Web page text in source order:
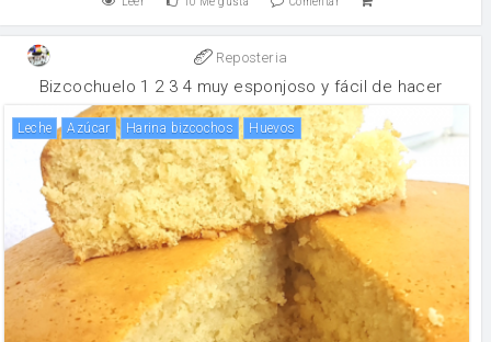
Reposteria
Bizcochuelo 1 2 3 4 muy esponjoso y fácil de hacer
leche Azúcar harina bizcochos huevos